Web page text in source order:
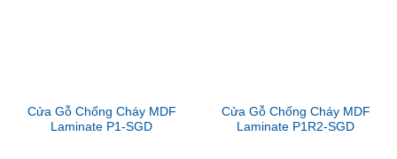
Cửa Gỗ Chống Cháy MDF
Laminate P1-SGD
Cửa Gỗ Chống Cháy MDF
Laminate P1R2-SGD